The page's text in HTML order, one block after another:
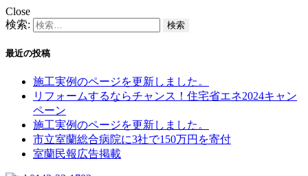
Close
検索:
最近の投稿
施工実例のページを更新しました。
リフォームするならチャンス！住宅省エネ2024キャン
ペーン​
施工実例のページを更新しました。
市立室蘭総合病院に3社で150万円を寄付
室蘭民報広告掲載